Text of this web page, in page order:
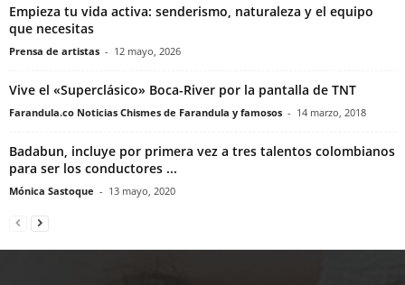
Empieza tu vida activa: senderismo, naturaleza y el equipo
que necesitas
Prensa de artistas - 12 mayo, 2026
Vive el «Superclásico» Boca-River por la pantalla de TNT
Farandula.co Noticias Chismes de Farandula y famosos - 14 marzo, 2018
Badabun, incluye por primera vez a tres talentos colombianos
para ser los conductores ...
Mónica Sastoque - 13 mayo, 2020